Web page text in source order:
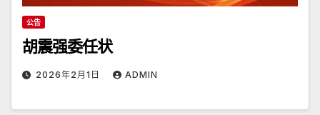
公告
胡震强委任状
2026年2月1日 ADMIN